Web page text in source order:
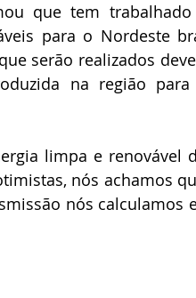
que tem
para o Nordeste
serão realizados
na região para
limpa e renovável
nós achamos
nós calculamos